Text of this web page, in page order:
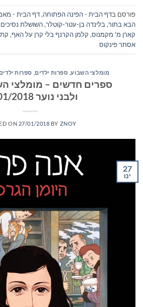
פורסם בדף הבית - הפינה הפתוחה,דף הבית -
הבא בתור,בלינדה בן-עטר-קוטלר,השושלת
קארן מ' מקמנוס, קלמן הקרנף בלי קרן על האף,
אסתר פינקוס
מומלצי השבוע, ספרות ילדים ספרות
ספרים חדשים – מומלצי
ולבני נוער 28/01/2018
ON 27/01/2018 BY ZNOY
27
ינו